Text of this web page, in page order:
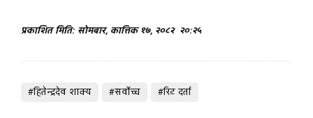
प्रकाशित मिति: सोमबार, कात्तिक १७, २०८२ २०:२५
#हितेन्द्रदेव शाक्य #सर्वोच्च #रिट दर्ता